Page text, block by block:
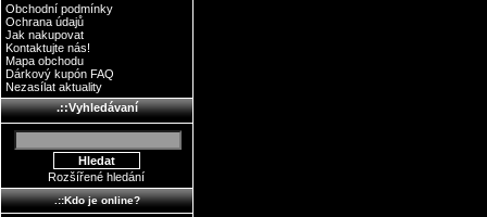
Obchodní podmínky
Ochrana údajů
Jak nakupovat
Kontaktujte nás!
Mapa obchodu
Dárkový kupón FAQ
Nezasílat aktuality
.::Vyhledávaní
Rozšířené hledání
.::Kdo je online?